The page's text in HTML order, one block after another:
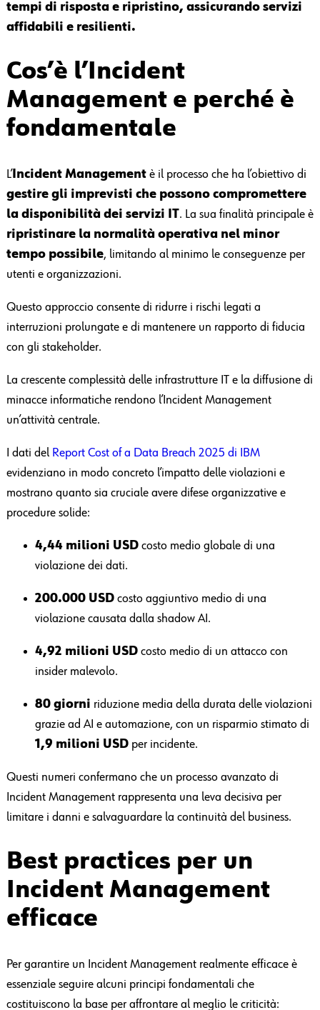
tempi di risposta e ripristino, assicurando servizi
affidabili e resilienti.
Cos’è l’Incident
Management e perché è
fondamentale
L’Incident Managementè il processo che ha l’obiettivo di
gestire gli imprevisti che possono compromettere
la disponibilità dei servizi IT. La sua finalità principale è
ripristinare la normalità operativa nel minor
tempo possibile, limitando al minimo le conseguenze per
utenti e organizzazioni.
Questo approccio consente di ridurre i rischi legati a
interruzioni prolungate e di mantenere un rapporto di fiducia
con gli stakeholder.
La crescente complessità delle infrastrutture IT e la diffusione di
minacce informatiche rendono l’Incident Management
un’attività centrale.
I dati del Report Cost of a Data Breach 2025 di IBM
evidenziano in modo concreto l’impatto delle violazioni e
mostrano quanto sia cruciale avere difese organizzative e
procedure solide:
4,44 milioni USDcosto medio globale di una
violazione dei dati.
200.000 USDcosto aggiuntivo medio di una
violazione causata dalla shadow AI.
4,92 milioni USDcosto medio di un attacco con
insider malevolo.
80 giorni riduzione media della durata delle violazioni
grazie ad AI e automazione, con un risparmio stimato di
1,9 milioni USDper incidente.
Questi numeri confermano che un processo avanzato di
Incident Management rappresenta una leva decisiva per
limitare i danni e salvaguardare la continuità del business.
Best practices per un
Incident Management
efficace
Per garantire un Incident Management realmente efficace è
essenziale seguire alcuni principi fondamentali che
costituiscono la base per affrontare al meglio le criticità: